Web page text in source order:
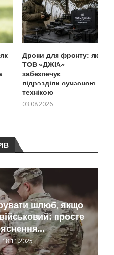
Дрони для фронту: як
ТОВ «ДЖІА»
забезпечує
підрозділи сучасною
технікою
03.08.2026
шлюб, якщо
просте
18.11.2025